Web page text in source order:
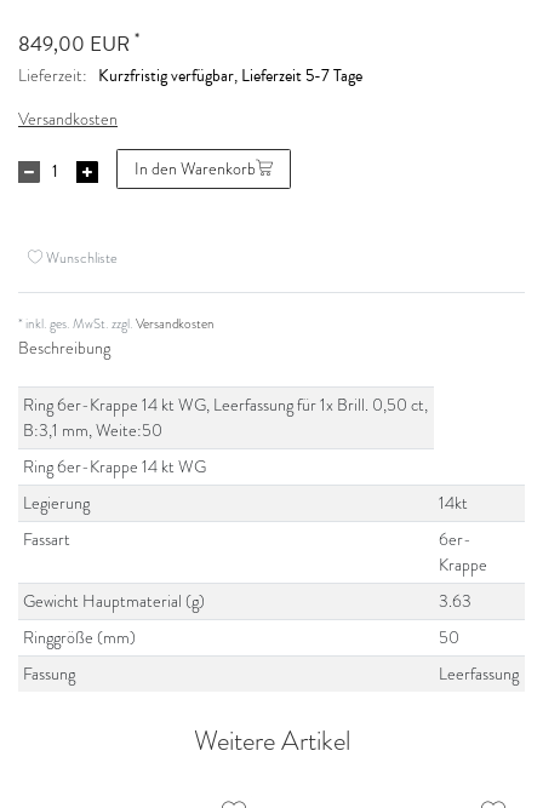
849,00 EUR *
Lieferzeit: Kurzfristig verfügbar, Lieferzeit 5-7 Tage
Versandkosten
In den Warenkorb
Wunschliste
* inkl. ges. MwSt. zzgl.Versandkosten
Beschreibung
Ring 6er-Krappe 14 kt WG, Leerfassung für 1x Brill. 0,50 ct,
B:3,1 mm, Weite:50
Ring 6er-Krappe 14 kt WG
Legierung
14kt
Fassart
6er-
Krappe
Gewicht Hauptmaterial (g)
3.63
Ringgröße (mm)
50
Fassung
Leerfassung
Weitere Artikel